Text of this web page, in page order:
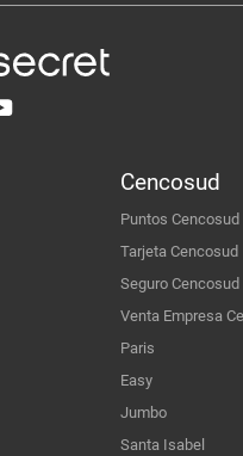
Cencosud
Puntos Cencosud
Tarjeta Cencosud
Seguro Cencosud
Venta Empresa
Paris
Easy
Jumbo
Santa Isabel